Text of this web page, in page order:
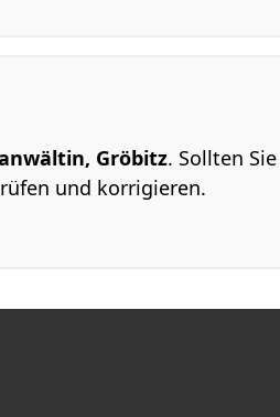
Gröbitz. Sollten Sie
und korrigieren.